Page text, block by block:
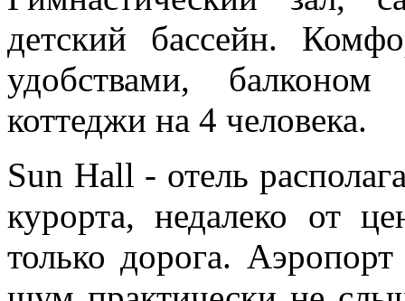
детский бассейн.
удобствами,
коттеджи на 4 человека.
Sun Hall - отель
курорта, недалеко от
только дорога.